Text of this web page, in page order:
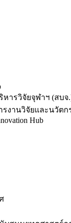
หารวิจัยจุฬาฯ (สบจ
รงานวิจัยและนวัตก
Hub